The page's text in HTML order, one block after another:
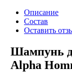
Описание
Состав
Оставить
Шампунь
Alpha